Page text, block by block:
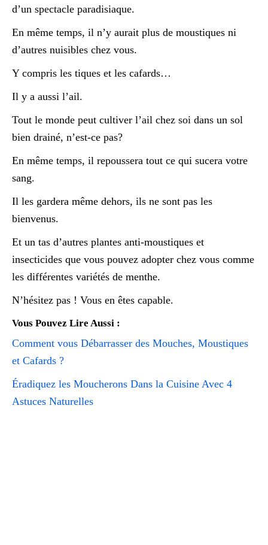
d’un spectacle paradisiaque.
En même temps, il n’y aurait plus de moustiques ni
d’autres nuisibles chez vous.
Y compris les tiques et les cafards…
Il y a aussi l’ail.
Tout le monde peut cultiver l’ail chez soi dans un sol
bien drainé, n’est-ce pas?
En même temps, il repoussera tout ce qui sucera votre
sang.
Il les gardera même dehors, ils ne sont pas les
bienvenus.
Et un tas d’autres plantes anti-moustiques et
insecticides que vous pouvez adopter chez vous comme
les différentes variétés de menthe.
N’hésitez pas ! Vous en êtes capable.
Vous Pouvez Lire Aussi :
Comment vous Débarrasser des Mouches, Moustiques
et Cafards ?
Éradiquez les Moucherons Dans la Cuisine Avec 4
Astuces Naturelles